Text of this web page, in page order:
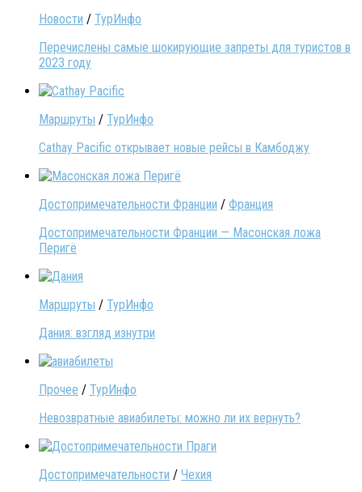
Новости / ТурИнфо
Перечислены самые шокирующие запреты для туристов в
2023 году
Маршруты / ТурИнфо
Cathay Pacific открывает новые рейсы в Камбоджу
Достопримечательности Франции / Франция
Достопримечательности Франции — Масонская ложа
Перигё
Маршруты / ТурИнфо
Дания: взгляд изнутри
Прочее / ТурИнфо
Невозвратные авиабилеты: можно ли их вернуть?
Достопримечательности / Чехия